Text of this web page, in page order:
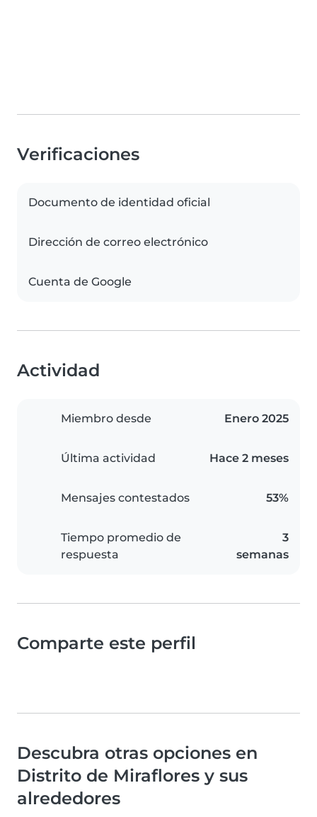
Verificaciones
Documento de identidad oficial
Dirección de correo electrónico
Cuenta de Google
Actividad
Miembro desde Enero 2025
Última actividad Hace 2 meses
Mensajes contestados 53%
Tiempo promedio de
respuesta
3
semanas
Comparte este perfil
Descubra otras opciones en
Distrito de Miraflores y sus
alrededores